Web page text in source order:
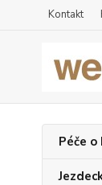
Kontakt
Péče o